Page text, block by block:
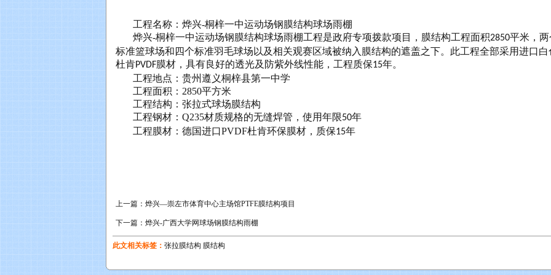
工程名称：烨兴-桐梓一中运动场钢膜结构球场雨棚
烨兴-桐梓一中运动场钢膜结构球场雨棚工程是政府专项拨款项目，膜结构工程面积2850平米，两
标准篮球场和四个标准羽毛球场以及相关观赛区域被纳入膜结构的遮盖之下。此工程全部采用进口白
杜肯PVDF膜材，具有良好的透光及防紫外线性能，工程质保15年。
工程地点：贵州遵义桐梓县第一中学
工程面积： 2850平方米
工程结构：张拉式球场膜结构
工程钢材： Q235材质规格的无缝焊管，使用年限50年
工程膜材：德国进口PVDF杜肯环保膜材，质保15年
上一篇： 烨兴—崇左市体育中心主场馆PTFE膜结构项目
下一篇： 烨兴-广西大学网球场钢膜结构雨棚
此文相关标签： 张拉膜结构 膜结构